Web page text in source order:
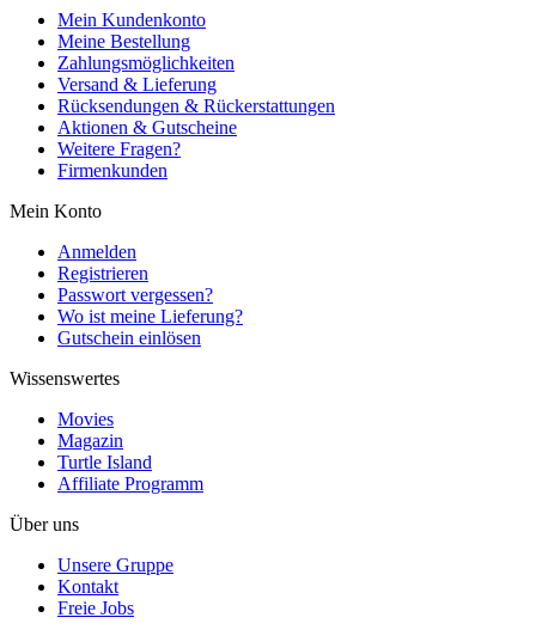
Mein Kundenkonto
Meine Bestellung
Zahlungsmöglichkeiten
Versand & Lieferung
Rücksendungen & Rückerstattungen
Aktionen & Gutscheine
Weitere Fragen?
Firmenkunden
Mein Konto
Anmelden
Registrieren
Passwort vergessen?
Wo ist meine Lieferung?
Gutschein einlösen
Wissenswertes
Movies
Magazin
Turtle Island
Affiliate Programm
Über uns
Unsere Gruppe
Kontakt
Freie Jobs